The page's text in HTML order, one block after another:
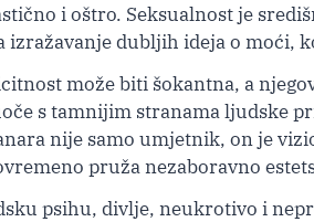
i oštro. Seksualnost je
izražavanje dubljih ideja o moći,
može biti šokantna, a
s tamnijim stranama ljudske
nije samo umjetnik, on je
pruža nezaboravno
psihu, divlje, neukrotivo i